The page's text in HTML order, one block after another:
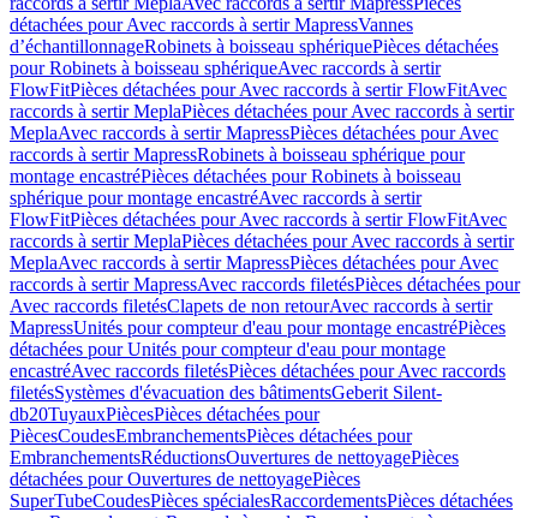
détachées pour Avec raccords à sertir MapressVannes
d’échantillonnageRobinets à boisseau sphériquePièces détachées
pour Robinets à boisseau sphériqueAvec raccords à sertir
FlowFitPièces détachées pour Avec raccords à sertir FlowFitAvec
raccords à sertir MeplaPièces détachées pour Avec raccords à sertir
MeplaAvec raccords à sertir MapressPièces détachées pour Avec
raccords à sertir MapressRobinets à boisseau sphérique pour
montage encastréPièces détachées pour Robinets à boisseau
sphérique pour montage encastréAvec raccords à sertir
FlowFitPièces détachées pour Avec raccords à sertir FlowFitAvec
raccords à sertir MeplaPièces détachées pour Avec raccords à sertir
MeplaAvec raccords à sertir MapressPièces détachées pour Avec
raccords à sertir MapressAvec raccords filetésPièces détachées pour
Avec raccords filetésClapets de non retourAvec raccords à sertir
MapressUnités pour compteur d'eau pour montage encastréPièces
détachées pour Unités pour compteur d'eau pour montage
encastréAvec raccords filetésPièces détachées pour Avec raccords
filetésSystèmes d'évacuation des bâtimentsGeberit Silent-
db20TuyauxPiècesPièces détachées pour
PiècesCoudesEmbranchementsPièces détachées pour
EmbranchementsRéductionsOuvertures de nettoyagePièces
détachées pour Ouvertures de nettoyagePièces
SuperTubeCoudesPièces spécialesRaccordementsPièces détachées